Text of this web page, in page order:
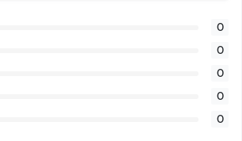
0
0
0
0
0